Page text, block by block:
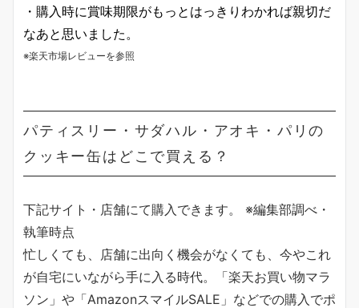
・購入時に賞味期限がもっとはっきりわかれば親切だ
なあと思いました。
※楽天市場レビューを参照
パティスリー・サダハル・アオキ・パリの
クッキー缶はどこで買える？
下記サイト・店舗にて購入できます。 ※編集部調べ・
執筆時点
忙しくても、店舗に出向く機会がなくても、今やこれ
が自宅にいながら手に入る時代。「楽天お買い物マラ
ソン」や「AmazonスマイルSALE」などでの購入でポ